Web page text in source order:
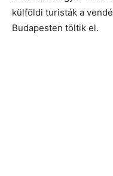
külföldi turisták a
Budapesten töltik el.